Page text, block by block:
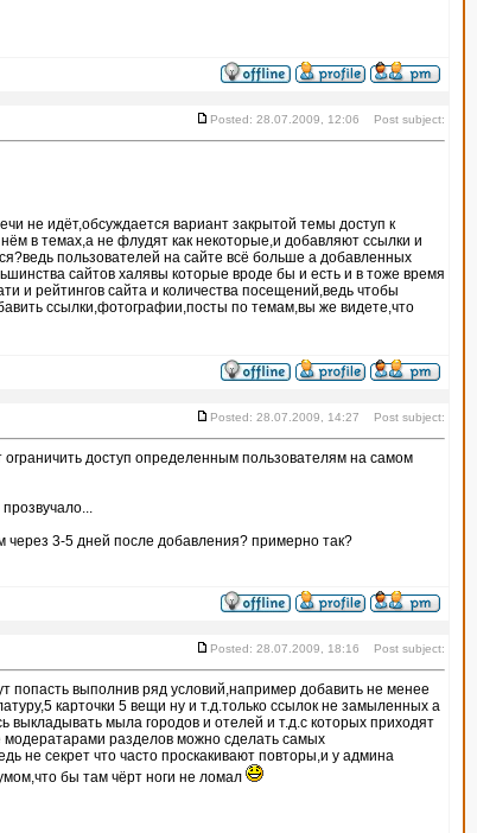
Posted: 28.07.2009, 12:06 Post subject:
не идёт,обсуждается вариант закрытой темы доступ к
в темах,а не флудят как некоторые,и добавляют ссылки и
пользователей на сайте всё больше а добавленных
сайтов халявы которые вроде бы и есть и в тоже время
и рейтингов сайта и количества посещений,ведь чтобы
ссылки,фотографии,посты по темам,вы же видете,что
Posted: 28.07.2009, 14:27 Post subject:
ограничить доступ определенным пользователям на самом
3-5 дней после добавления? примерно так?
Posted: 28.07.2009, 18:16 Post subject:
попасть выполнив ряд условий,например добавить не менее
карточки 5 вещи ну и т.д.только ссылок не замыленных а
мыла городов и отелей и т.д.с которых приходят
разделов можно сделать самых
не секрет что часто проскакивают повторы,и у админа
бы там чёрт ноги не ломал